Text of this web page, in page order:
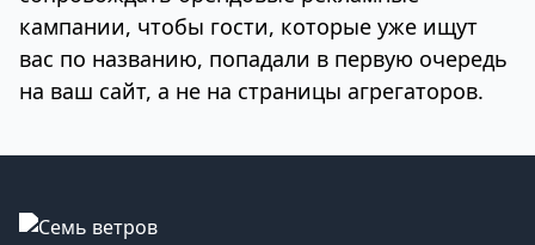
кампании, чтобы гости, которые уже ищут
вас по названию, попадали в первую очередь
на ваш сайт, а не на страницы агрегаторов.